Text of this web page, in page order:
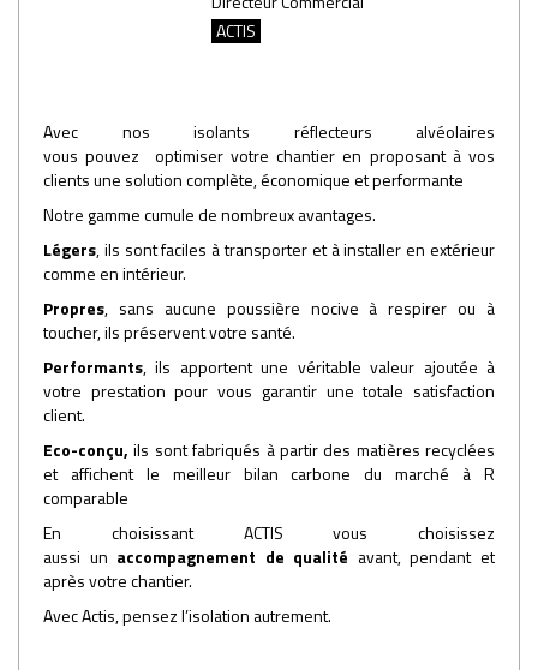
ACTIS
Avec nos isolants réflecteurs alvéolaires
vous pouvez optimiser votre chantier en proposant à vos
clients une solution complète, économique et performante
Notre gamme cumule de nombreux avantages.
Légers, ils sont faciles à transporter et à installer en extérieur
comme en intérieur.
Propres, sans aucune poussière nocive à respirer ou à
toucher, ils préservent votre santé.
Performants, ils apportent une véritable valeur ajoutée à
votre prestation pour vous garantir une totale satisfaction
client.
Eco-conçu, ils sont fabriqués à partir des matières recyclées
et affichent le meilleur bilan carbone du marché à R
comparable
En choisissant ACTIS vous choisissez
aussi un accompagnement de qualité avant, pendant et
après votre chantier.
Avec Actis, pensez l’isolation autrement.